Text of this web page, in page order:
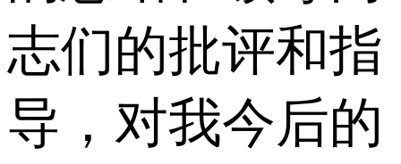
志们的批评和指
导，对我今后的